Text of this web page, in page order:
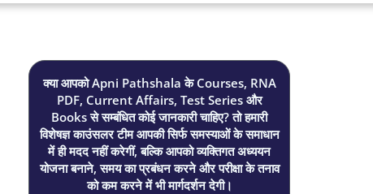
क्या आपको Apni Pathshala के Courses, RNA
PDF, Current Affairs, Test Series और
Books से सम्बंधित कोई जानकारी चाहिए? तो हमारी
विशेषज्ञ काउंसलर टीम आपकी सिर्फ समस्याओं के समाधान
में ही मदद नहीं करेगीं, बल्कि आपको व्यक्तिगत अध्ययन
योजना बनाने, समय का प्रबंधन करने और परीक्षा के तनाव
को कम करने में भी मार्गदर्शन देगी।